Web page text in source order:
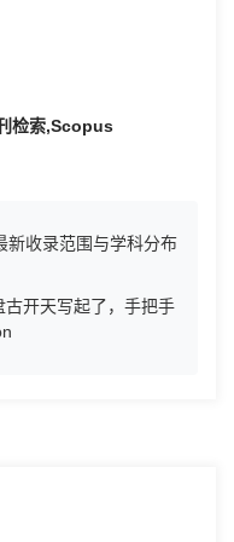
检索,Scopus
新收录范围与学科分布
开天写起了，手把手